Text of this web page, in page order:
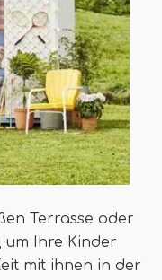
Terrasse oder
um Ihre Kinder
mit ihnen in der